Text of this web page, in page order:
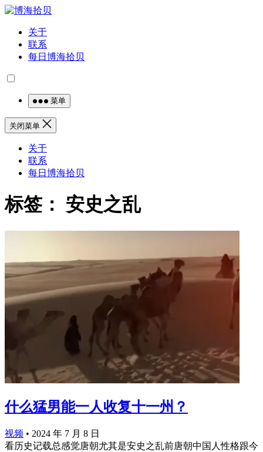
关于
联系
每日博海拾贝
菜单
关闭菜单
关于
联系
每日博海拾贝
标签： 安史之乱
什么猛男能一人收复十一州？
视频 • 2024 年 7 月 8 日
看历史记载总感觉唐朝尤其是安史之乱前唐朝中国人性格跟今